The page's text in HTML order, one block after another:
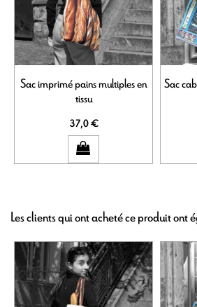
Sac imprimé pains multiples en
tissu
37,0 €
Sac
Les clients qui ont acheté ce produit ont